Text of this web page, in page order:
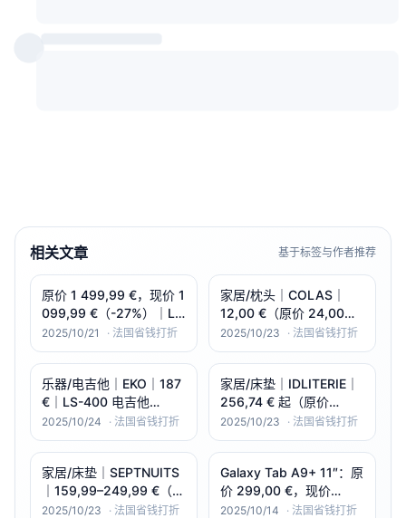
相关文章 基于标签与作者推荐
原价 1 499,99 €，现价 1
099,99 €（-27%）｜LG
75QNED85A 75" 4K
QNED MiniLED（144Hz
｜webOS 25｜4×HDMI
2.1 + 2×USB
2025/10/21 · 法国省钱打折
家居/枕头｜COLAS｜
12,00 €（原价 24,00
€）｜-50%｜Oreiller
moelleux en coton
50×70 cm
2025/10/23 · 法国省钱打折
乐器/电吉他｜EKO｜187
€｜LS-400 电吉他
（Paulownia｜P-90×2｜
Tune-O-Matic）
2025/10/24 · 法国省钱打折
家居/床垫｜IDLITERIE｜
256,74 € 起（原价
539,00 € 起）
｜-52%~-53%｜PURE
100% 乳胶 3 区·硬挺支
撑（法国产，多尺码）
2025/10/23 · 法国省钱打折
家居/床垫｜SEPTNUITS
｜159,99–249,99 €（原
价 319–469 €）｜-43%
2025/10/23 · 法国省钱打折
Galaxy Tab A9+ 11″：原
价 299,00 €，现价
179,99 €（-40%）｜
2025/10/14 · 法国省钱打折